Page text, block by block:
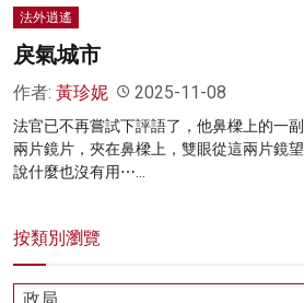
法外逍遙
戾氣城市
作者: 黃珍妮 2025-11-08
法官已不再嘗試下評語了，他鼻樑上的一
兩片鏡片，夾在鼻樑上，雙眼從這兩片鏡
說什麼也沒有用⋯…
按類別瀏覽
政局